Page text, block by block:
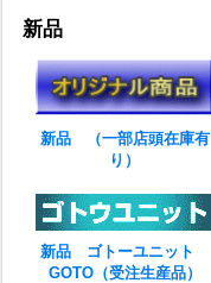
新品
新品 （一部店頭在庫有
り）
新品 ゴトーユニット
GOTO（受注生産品）